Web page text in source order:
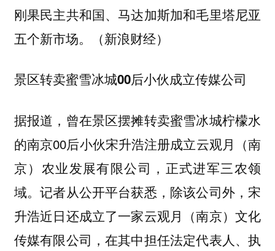
刚果民主共和国、马达加斯加和毛里塔尼亚
五个新市场。（新浪财经）
景区转卖蜜雪冰城00后小伙成立传媒公司
据报道，曾在景区摆摊转卖蜜雪冰城柠檬水
的南京00后小伙宋升浩注册成立云观月（南
京）农业发展有限公司，正式进军三农领
域。记者从公开平台获悉，除该公司外，宋
升浩近日还成立了一家云观月（南京）文化
传媒有限公司，在其中担任法定代表人、执